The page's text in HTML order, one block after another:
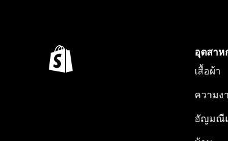
อุตสา
เสื้อผ้า
ความง
อัญมณีแ